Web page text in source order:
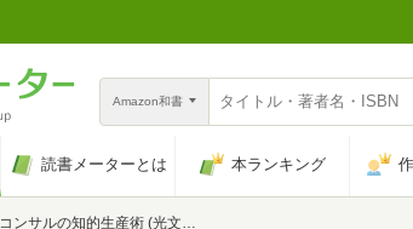
Amazon和書
読書メーターとは 本ランキング
サルの知的生産術 (光文社新書)